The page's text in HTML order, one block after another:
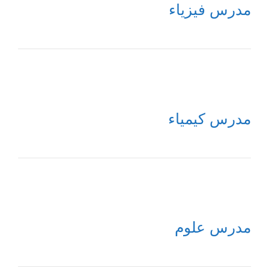
مدرس فيزياء
مدرس كيمياء
مدرس علوم